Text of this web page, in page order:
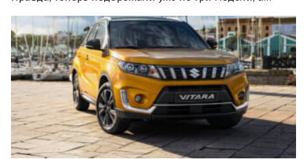
Jimny. Об этом во вторник, 29 марта, сообщают эксперты
портала «Автоновости дня».